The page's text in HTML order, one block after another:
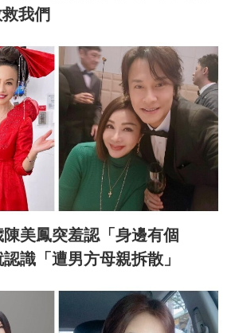
我們
美鳳突羞認「身邊有個
識「遭男方母親拆散」